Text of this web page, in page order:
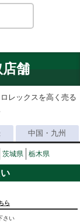
舗
レックスを高く売る
中国・九州
茨城県 栃木県
ら
さい